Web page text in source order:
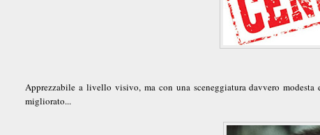
Apprezzabile a livello visivo, ma con una sceneggiatura davvero
migliorato...